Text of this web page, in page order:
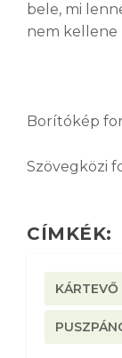
bele, mi
nem kellene
Borítókép
Szövegközi
CÍMKÉK:
KÁRTEVŐ